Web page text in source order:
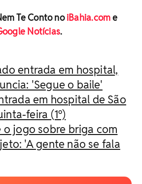
Te Conto noiBahia.come
Notícias.
entrada em hospital,
'Segue o baile'
em hospital de São
feira (1º)
o jogo sobre briga com
'A gente não se fala